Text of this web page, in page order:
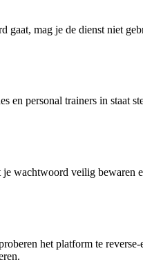
mag je de dienst niet
personal trainers in staat
wachtwoord veilig bewaren
het platform te